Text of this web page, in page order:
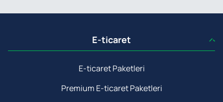
E-ticaret
E-ticaret Paketleri
Premium E-ticaret Paketleri